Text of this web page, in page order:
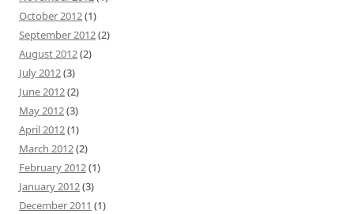
October 2012(1)
September 2012(2)
August 2012(2)
July 2012(3)
June 2012(2)
May 2012(3)
April 2012(1)
March 2012(2)
February 2012(1)
January 2012(3)
December 2011 (1)